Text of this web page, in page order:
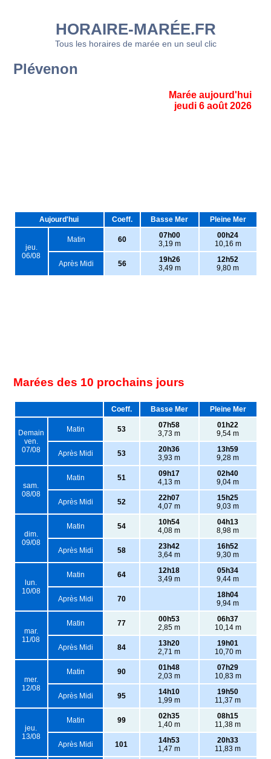
HORAIRE-MARÉE.FR
Tous les horaires de marée en un seul clic
Plévenon
Marée aujourd'hui
jeudi 6 août 2026
Aujourd'hui Coeff. Basse Mer Pleine Mer
jeu.
06/08
Matin 60
07h00
3,19 m
00h24
10,16 m
Après Midi 56
19h26
3,49 m
12h52
9,80 m
Marées des 10 prochains jours
Coeff. Basse Mer Pleine Mer
Demain
ven.
07/08
Matin 53
07h58
3,73 m
01h22
9,54 m
Après Midi 53
20h36
3,93 m
13h59
9,28 m
sam.
08/08
Matin 51
09h17
4,13 m
02h40
9,04 m
Après Midi 52
22h07
4,07 m
15h25
9,03 m
dim.
09/08
Matin 54
10h54
4,08 m
04h13
8,98 m
Après Midi 58
23h42
3,64 m
16h52
9,30 m
lun.
10/08
Matin 64
12h18
3,49 m
05h34
9,44 m
Après Midi 70
18h04
9,94 m
mar.
11/08
Matin 77
00h53
2,85 m
06h37
10,14 m
Après Midi 84
13h20
2,71 m
19h01
10,70 m
mer.
12/08
Matin 90
01h48
2,03 m
07h29
10,83 m
Après Midi 95
14h10
1,99 m
19h50
11,37 m
jeu.
13/08
Matin 99
02h35
1,40 m
08h15
11,38 m
Après Midi 101
14h53
1,47 m
20h33
11,83 m